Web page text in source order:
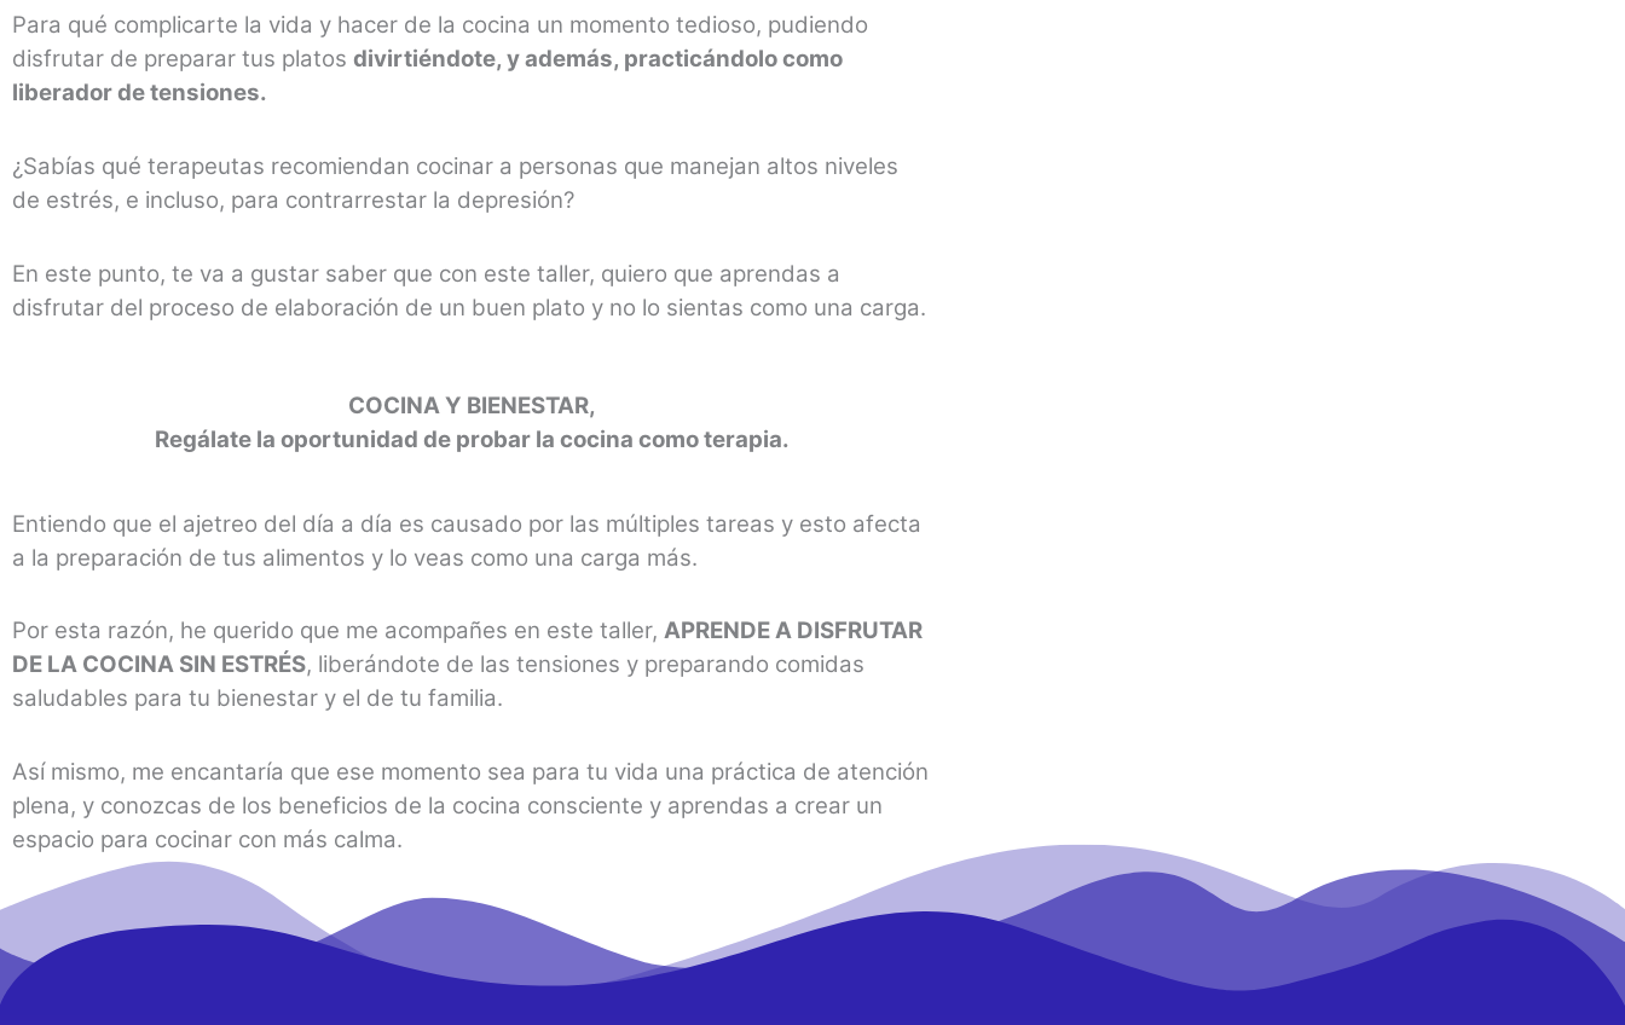
Para qué complicarte la vida y hacer de la cocina un momento tedioso, pudiendo
disfrutar de preparar tus platos divirtiéndote, y además, practicándolo como
liberador de tensiones.
¿Sabías qué terapeutas recomiendan cocinar a personas que manejan altos niveles
de estrés, e incluso, para contrarrestar la depresión?
En este punto, te va a gustar saber que con este taller, quiero que aprendas a
disfrutar del proceso de elaboración de un buen plato y no lo sientas como una carga.
COCINA Y BIENESTAR,
Regálate la oportunidad de probar la cocina como terapia.
Entiendo que el ajetreo del día a día es causado por las múltiples tareas y esto afecta
a la preparación de tus alimentos y lo veas como una carga más.
Por esta razón, he querido que me acompañes en este taller, APRENDE A DISFRUTAR
DE LA COCINA SIN ESTRÉS, liberándote de las tensiones y preparando comidas
saludables para tu bienestar y el de tu familia.
Así mismo, me encantaría que ese momento sea para tu vida una práctica de atención
plena, y conozcas de los beneficios de la cocina consciente y aprendas a crear un
espacio para cocinar con más calma.